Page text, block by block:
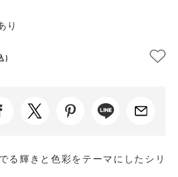
り
)
る輝きと色彩をテーマにしたシリ